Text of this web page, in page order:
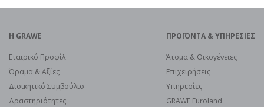
H GRAWE
Εταιρικό Προφίλ
Όραμα & Αξίες
Διοικητικό Συμβούλιο
Δραστηριότητες
ΠΡΟΪOΝΤΑ & ΥΠΗΡΕΣΙΕΣ
Άτομα & Οικογένειες
Επιχειρήσεις
Υπηρεσίες
GRAWE Euroland